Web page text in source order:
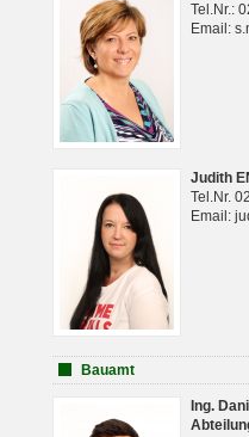
Tel.Nr.:
Email:
Judith
Tel.Nr.
Email:
Bauamt
Ing.